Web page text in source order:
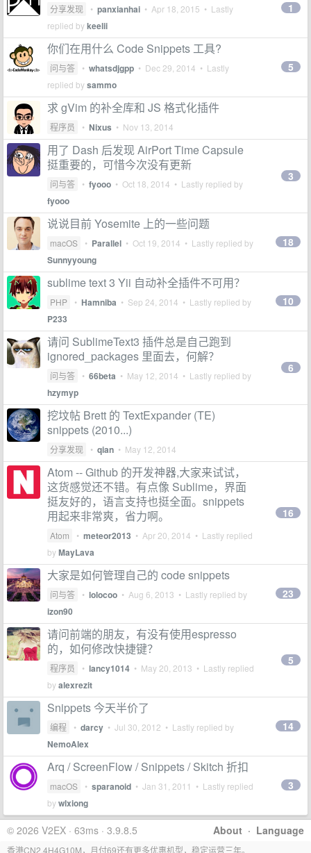
分享发现 • panxianhai • Apr 18, 2015 • Lastly
replied bykeelii
1
你们在用什么 Code Snippets 工具?
问与答 • whatsdjgpp • Dec 29, 2014 • Lastly
replied bysammo
5
求 gVim 的补全库和 JS 格式化插件
程序员 • Nixus • Nov 13, 2014
用了 Dash 后发现 AirPort Time Capsule
挺重要的，可惜今次没有更新
问与答 • fyooo • Oct 18, 2014 • Lastly replied by
fyooo
3
说说目前 Yosemite 上的一些问题
macOS • Parallel • Oct 19, 2014 • Lastly replied by
Sunnyyoung
18
sublime text 3 Yii 自动补全插件不可用？
PHP • Hamniba • Sep 24, 2014 • Lastly replied by
P233
10
请问 SublimeText3 插件总是自己跑到
ignored_packages 里面去，何解？
问与答 • 66beta • May 12, 2014 • Lastly replied by
hzymyp
6
挖坟帖 Brett 的 TextExpander (TE)
snippets (2010...)
分享发现 • qian • May 12, 2014
Atom -- Github 的开发神器,大家来试试，
这货感觉还不错。有点像 Sublime，界面
挺友好的，语言支持也挺全面。snippets
用起来非常爽，省力啊。
Atom • meteor2013 • Apr 20, 2014 • Lastly replied
byMayLava
16
大家是如何管理自己的 code snippets
问与答 • lolocoo • Aug 6, 2013 • Lastly replied by
izon90
23
请问前端的朋友，有没有使用espresso
的，如何修改快捷键？
程序员 • lancy1014 • May 20, 2013 • Lastly replied
byalexrezit
5
Snippets 今天半价了
编程 • darcy • Jul 30, 2012 • Lastly replied by
NemoAlex
14
Arq / ScreenFlow / Snippets / Skitch 折扣
macOS • sparanoid • Jan 31, 2011 • Lastly replied
bywlxiong
3
About · Language
© 2026 V2EX · 63ms · 3.9.8.5
香港CN2,4H4G10M，月付69还有更多优惠机型，稳定运营三年。